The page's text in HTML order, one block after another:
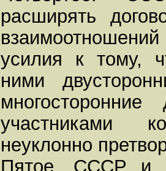
расширять
усилия к тому,
ними
участниками
неуклонно
Пятое. СССР и